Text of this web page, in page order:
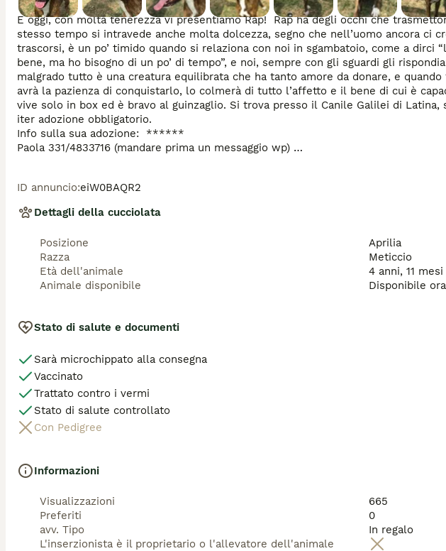
E oggi, con molta tenerezza vi presentiamo Rap! ️ Rap ha degli occhi che
stesso tempo si intravede anche molta dolcezza, segno che nell’uomo ancora ci
trascorsi, è un po’ timido quando si relaziona con noi in sgambatoio, come a
bene, ma ho bisogno di un po’ di tempo”, e noi, sempre con gli sguardi gli
malgrado tutto è una creatura equilibrata che ha tanto amore da donare, e
avrà la pazienza di conquistarlo, lo colmerà di tutto l’affetto e il bene di cui è
vive solo in box ed è bravo al guinzaglio. Si trova presso il Canile Galilei di
iter adozione obbligatorio.
Info sulla sua adozione:  ******
Paola 331/4833716 (mandare prima un messaggio wp)
Claudia 334/3297858 (se non risponde mandare un messaggio WhatsApp)
Se non rispondiamo subito è perché siamo a lavoro, lasciate un messaggio e
Grazie.🩷
ID annuncio:eiW0BAQR2
Dettagli della cucciolata
Posizione
Aprilia
Razza
Meticcio
Età dell'animale
4 anni, 11 mesi
Animale disponibile
Disponibile ora
Stato di salute e documenti
Sarà microchippato alla consegna
Vaccinato
Trattato contro i vermi
Stato di salute controllato
Con Pedigree
Informazioni
Visualizzazioni
665
Preferiti
0
avv. Tipo
In regalo
L'inserzionista è il proprietario o l'allevatore dell'animale